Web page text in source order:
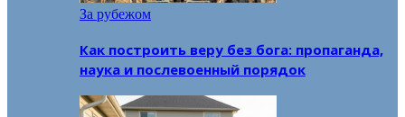
За рубежом
Как построить веру без бога: пропаганда,
наука и послевоенный порядок